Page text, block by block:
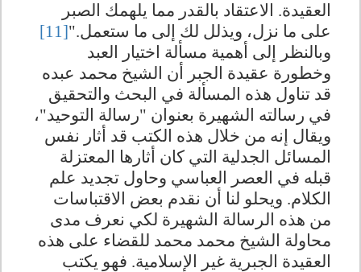
العقيدة. الاعتقاد بالقدر مما يلهمك الصبر
على ما نزل، ويذلل لك إلى ما ستعمل."[11]
وبالنظر إلى أهمية مسألة اختيار العبد
وخطورة عقيدة الجبر أن الشيخ محمد عبده
قد تناول هذه المسألة في البحث والتحقيق
في رسالته الشهيرة بعنوان "رسالة التوحيد"،
ويقال إنه من خلال هذه الكتب قد أثار نفس
المسائل الجدلية التي كان أثارها المعتزلة
قبله في العصر العباسي وحاول تجديد علم
الكلام. ويحلو لنا أن نقدم بعض الاقتباسات
من هذه الرسالة الشهيرة لكي نعرف مدى
محاولة الشيخ محمد محمد للقضاء على هذه
العقيدة الجبرية غير الإسلامية. فهو يكتب